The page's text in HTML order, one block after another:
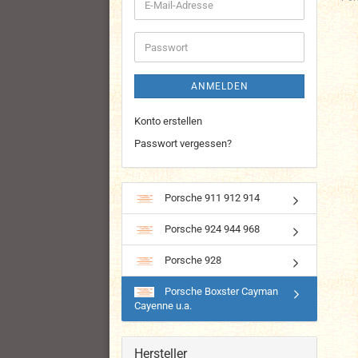
E-
Mail-
Adresse
Passwort
ANMELDEN
Konto erstellen
Passwort vergessen?
Porsche 911 912 914
Porsche 924 944 968
Porsche 928
Porsche Boxster Cayman
Cayenne u.a.
Hersteller